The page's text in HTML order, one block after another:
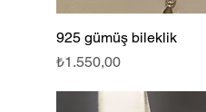
925 gümüş bileklik
Fiyat
₺1.550,00